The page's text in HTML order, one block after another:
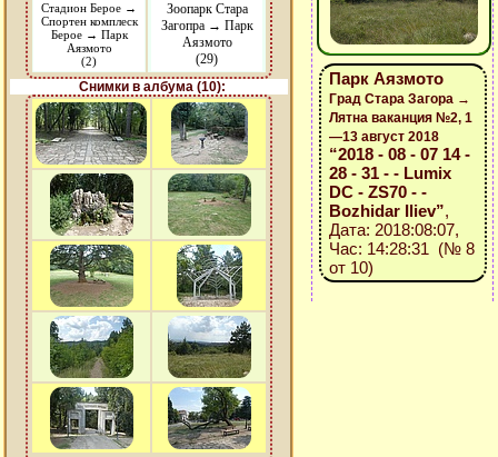
Стадион Берое →
Спортен комплеск
Берое → Парк
Аязмото
(2)
Зоопарк Стара
Загопра → Парк
Аязмото
(29)
Снимки в албума (10):
Парк Аязмото
Град Стара Загора →
Лятна ваканция №2, 1
—13 август 2018
“2018 - 08 - 07 14 -
28 - 31 - - Lumix
DC - ZS70 - -
Bozhidar Iliev”,
Дата: 2018:08:07,
Час: 14:28:31 (№ 8
от 10)